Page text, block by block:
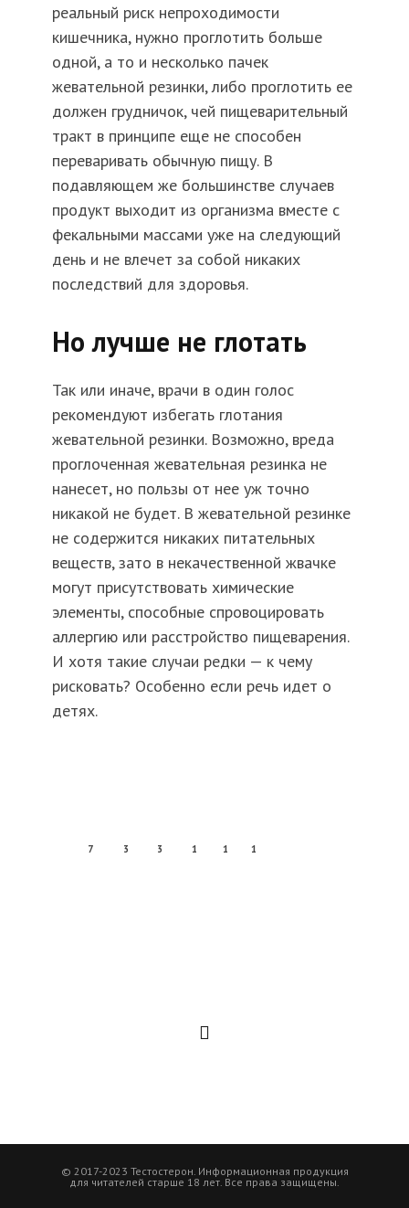
реальный риск непроходимости
кишечника, нужно проглотить больше
одной, а то и несколько пачек
жевательной резинки, либо проглотить ее
должен грудничок, чей пищеварительный
тракт в принципе еще не способен
переваривать обычную пищу. В
подавляющем же большинстве случаев
продукт выходит из организма вместе с
фекальными массами уже на следующий
день и не влечет за собой никаких
последствий для здоровья.
Но лучше не глотать
Так или иначе, врачи в один голос
рекомендуют избегать глотания
жевательной резинки. Возможно, вреда
проглоченная жевательная резинка не
нанесет, но пользы от нее уж точно
никакой не будет. В жевательной резинке
не содержится никаких питательных
веществ, зато в некачественной жвачке
могут присутствовать химические
элементы, способные спровоцировать
аллергию или расстройство пищеварения.
И хотя такие случаи редки — к чему
рисковать? Особенно если речь идет о
детях.
7 3 3 1 1 1
© 2017-2023 Тестостерон. Информационная продукция
для читателей старше 18 лет. Все права защищены.